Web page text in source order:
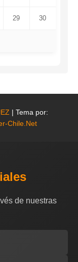
29 30
| Tema por:
Chile.Net
de nuestras